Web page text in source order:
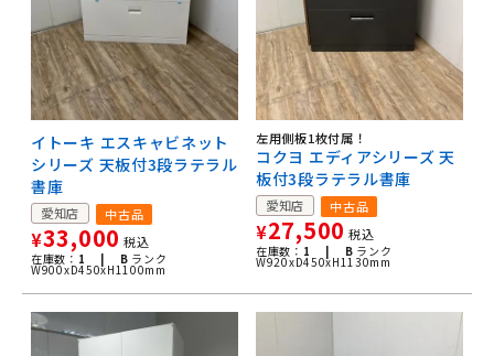
イトーキ エスキャビネット
シリーズ 天板付3段ラテラル
書庫
愛知店 中古品
¥33,000 税込
在庫数： 1 | B ランク
W900xD450xH1100mm
左用側板1枚付属！
コクヨ エディアシリーズ 天
板付3段ラテラル書庫
愛知店 中古品
¥27,500 税込
在庫数： 1 | B ランク
W920xD450xH1130mm